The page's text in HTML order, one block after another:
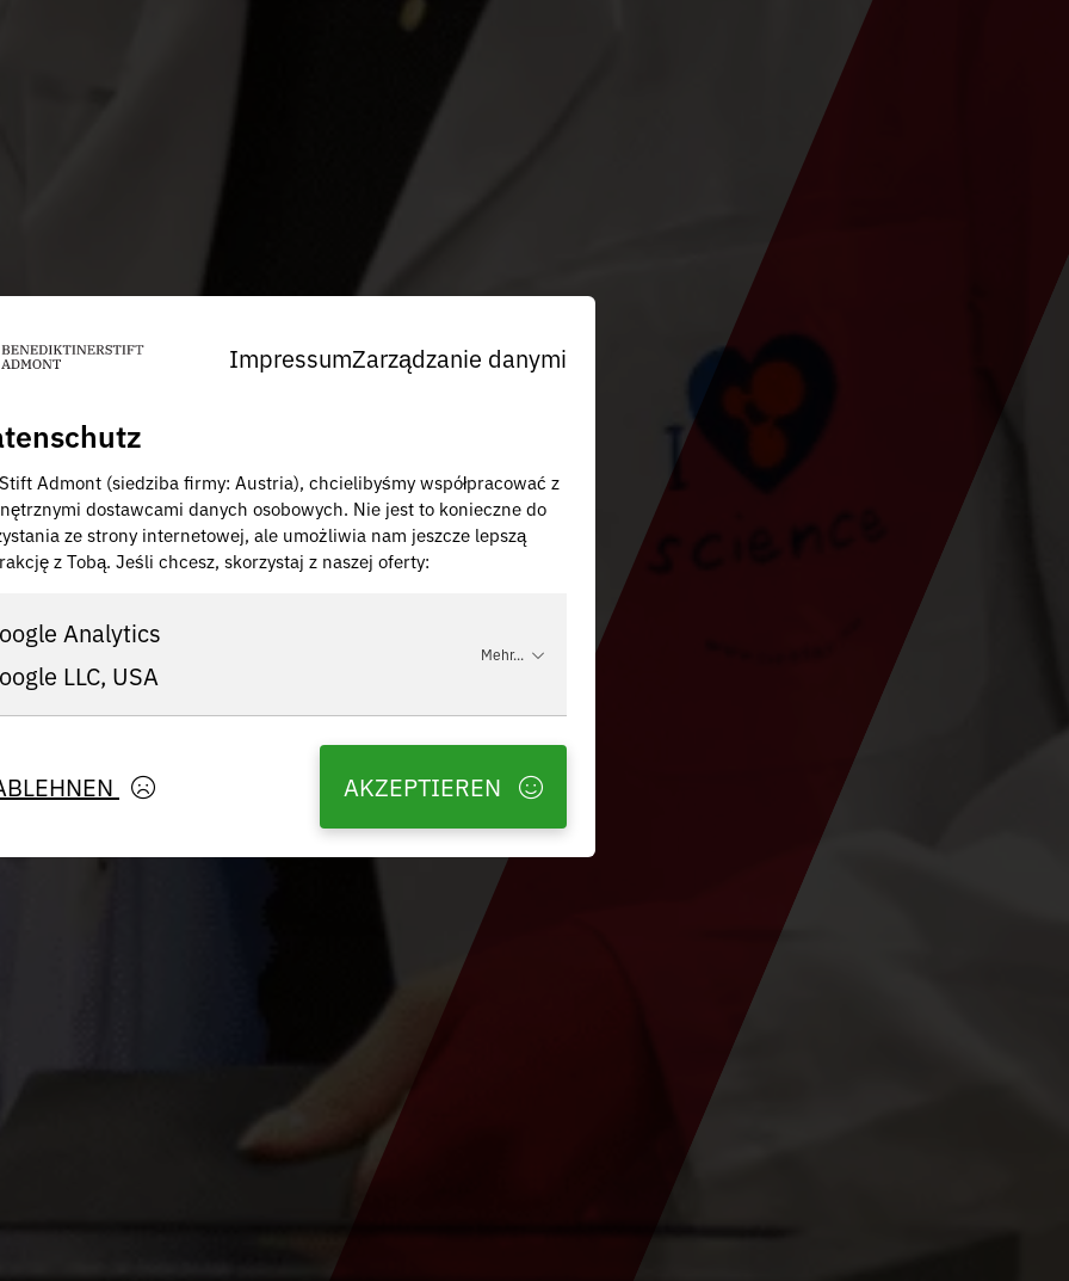
ImpressumZarządzanie danymi
Admont (siedziba firmy: Austria), chcielibyśmy współpracować z
dostawcami danych osobowych. Nie jest to konieczne do
ze strony internetowej, ale umożliwia nam jeszcze lepszą
z Tobą. Jeśli chcesz, skorzystaj z naszej oferty:
Analytics
LLC, USA
Mehr...
AKZEPTIEREN